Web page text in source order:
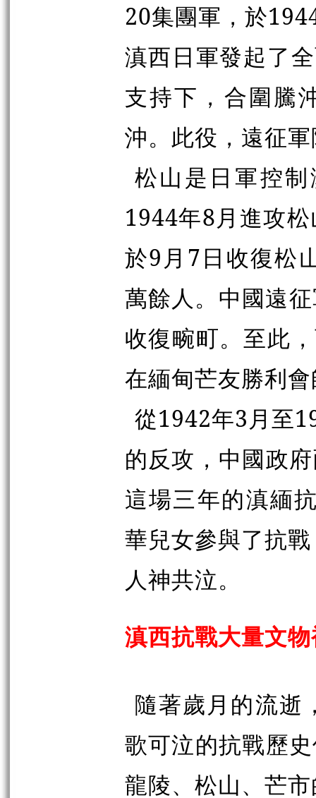
20集團軍，於
滇西日軍發起了
支持下，合圍騰
沖。此役，遠征
松山是日軍控
1944年8月進攻
於9月7日收復松
萬餘人。中國遠
收復畹町。至此
在緬甸芒友勝利
從1942年3月至
的反攻，中國政
這場三年的滇緬
華兒女參與了抗
人神共泣。
滇西抗戰大量文
隨著歲月的流逝
歌可泣的抗戰歷
龍陵、松山、芒